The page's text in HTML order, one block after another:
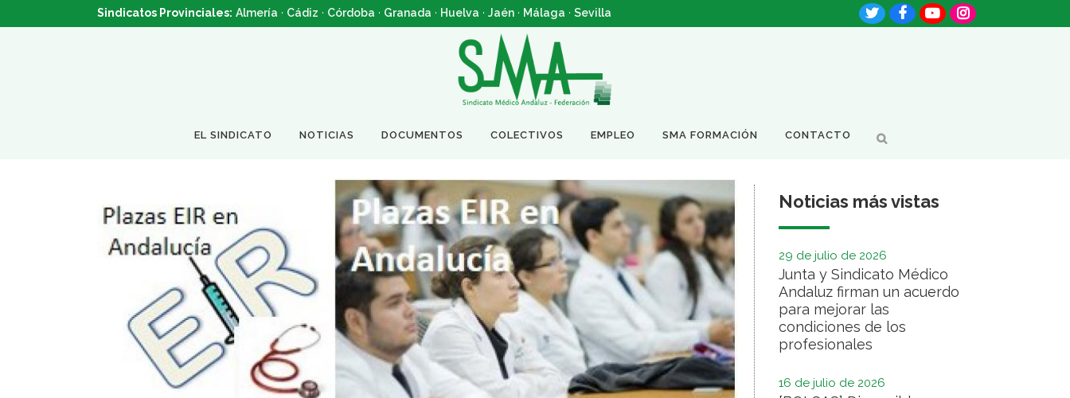
Sindicatos Provinciales: Almería · Cádiz · Córdoba · Granada · Huelva · Jaén · Málaga · Sevilla
EL SINDICATO NOTICIAS DOCUMENTOS COLECTIVOS EMPLEO SMA FORMACIÓN CONTACTO
Noticias más vistas
29 de julio de 2026
Junta y Sindicato Médico
Andaluz firman un acuerdo
para mejorar las
condiciones de los
profesionales
16 de julio de 2026